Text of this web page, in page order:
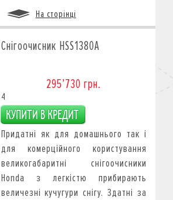
На сторінці
Снігоочисник HSS1380A
295’730 грн.
4
Придатні як для домашнього так і
для комерційного користування
великогабаритні снігоочисники
Honda з легкістю прибирають
величезні кучугури снігу. Здатні за